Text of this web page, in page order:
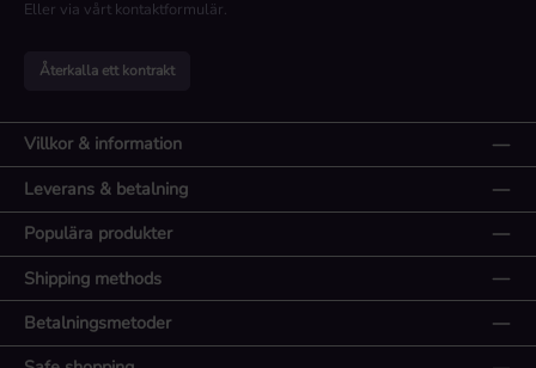
Eller via vårt kontaktformulär.
Återkalla ett kontrakt
Villkor & information
Leverans & betalning
Populära produkter
Betalningsmetoder
Shipping methods